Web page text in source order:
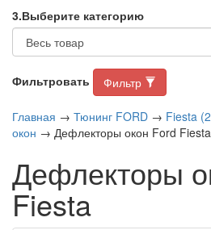
3.Выберите категорию
Фильтровать Фильтр
Главная → Тюнинг FORD → Fiesta
окон → Дефлекторы окон Ford Fiesta
Дефлекторы
Fiesta